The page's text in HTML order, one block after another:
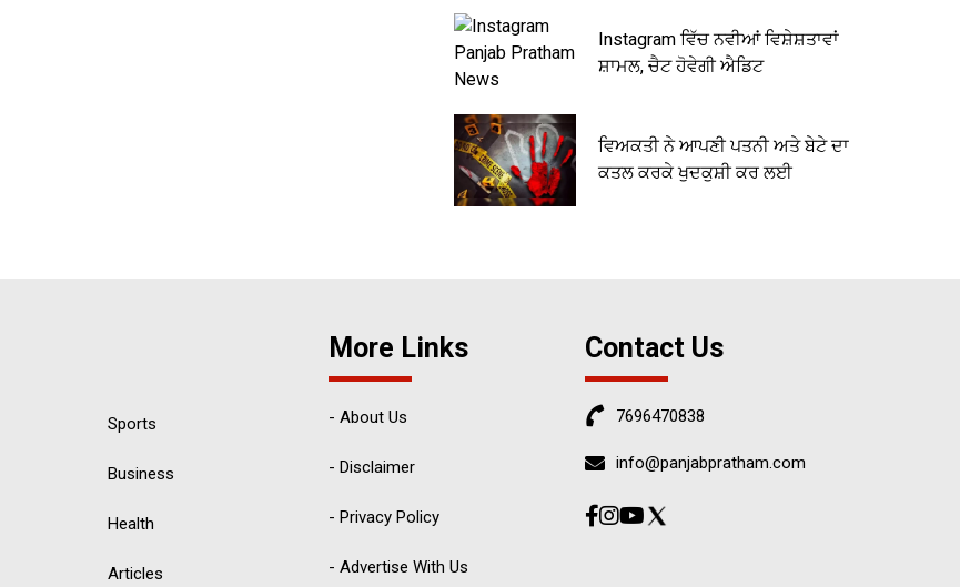
Instagram ਵਿੱਚ ਨਵੀਆਂ ਵਿਸ਼ੇਸ਼ਤਾਵਾਂ
ਸ਼ਾਮਲ, ਚੈਟ ਹੋਵੇਗੀ ਐਡਿਟ
ਵਿਅਕਤੀ ਨੇ ਆਪਣੀ ਪਤਨੀ ਅਤੇ ਬੇਟੇ ਦਾ
ਕਤਲ ਕਰਕੇ ਖੁਦਕੁਸ਼ੀ ਕਰ ਲਈ
Sports
Business
Health
Articles
More Links
- About Us
- Disclaimer
- Privacy Policy
- Advertise With Us
Contact Us
7696470838
info@panjabpratham.com